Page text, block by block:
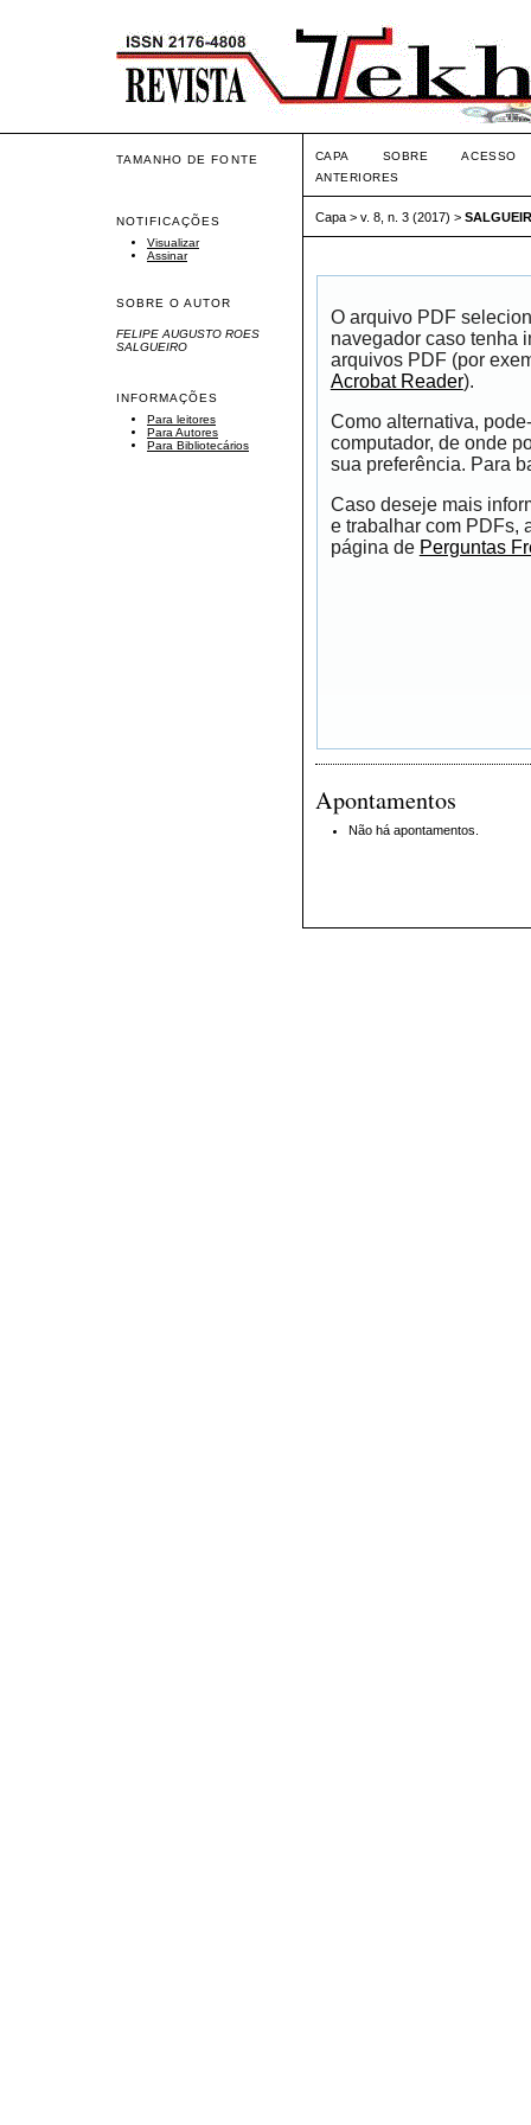
TAMANHO DE FONTE
NOTIFICAÇÕES
Visualizar
Assinar
SOBRE O AUTOR
FELIPE AUGUSTO ROES
SALGUEIRO
INFORMAÇÕES
Para leitores
Para Autores
Para Bibliotecários
CAPA SOBRE
ACESSO
ANTERIORES
Capa> v. 8, n. 3 (2017) >
O arquivo PDF
navegador caso tenha
arquivos PDF (por
Acrobat Reader).
Como alternativa,
computador, de onde
sua preferência. Para
Caso deseje mais
e trabalhar com PDFs,
página de Perguntas
Apontamentos
Não há apontamentos.